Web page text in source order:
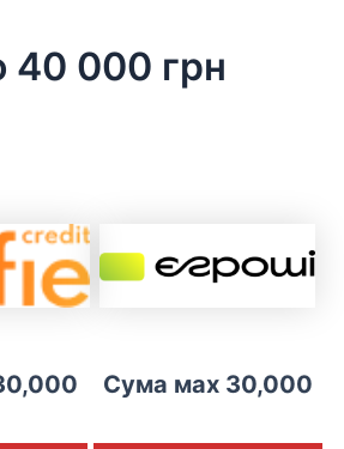
40 000 грн
Сума мах 30,000